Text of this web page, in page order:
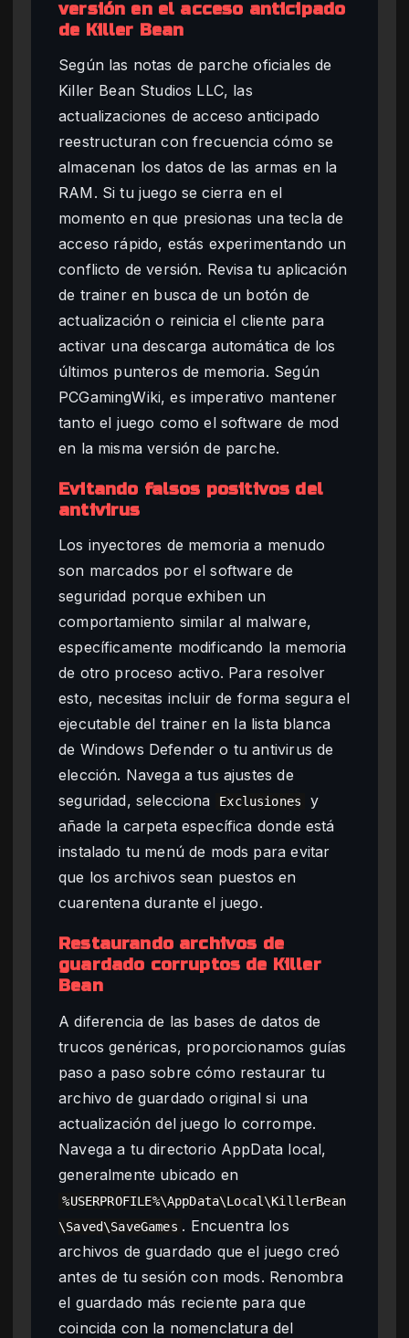
versión en el acceso anticipado
de Killer Bean
Según las notas de parche oficiales de
Killer Bean Studios LLC, las
actualizaciones de acceso anticipado
reestructuran con frecuencia cómo se
almacenan los datos de las armas en la
RAM. Si tu juego se cierra en el
momento en que presionas una tecla de
acceso rápido, estás experimentando un
conflicto de versión. Revisa tu aplicación
de trainer en busca de un botón de
actualización o reinicia el cliente para
activar una descarga automática de los
últimos punteros de memoria. Según
PCGamingWiki, es imperativo mantener
tanto el juego como el software de mod
en la misma versión de parche.
Evitando falsos positivos del
antivirus
Los inyectores de memoria a menudo
son marcados por el software de
seguridad porque exhiben un
comportamiento similar al malware,
específicamente modificando la memoria
de otro proceso activo. Para resolver
esto, necesitas incluir de forma segura el
ejecutable del trainer en la lista blanca
de Windows Defender o tu antivirus de
elección. Navega a tus ajustes de
seguridad, selecciona
Exclusiones
y
añade la carpeta específica donde está
instalado tu menú de mods para evitar
que los archivos sean puestos en
cuarentena durante el juego.
Restaurando archivos de
guardado corruptos de Killer
Bean
A diferencia de las bases de datos de
trucos genéricas, proporcionamos guías
paso a paso sobre cómo restaurar tu
archivo de guardado original si una
actualización del juego lo corrompe.
Navega a tu directorio AppData local,
generalmente ubicado en
%USERPROFILE%\AppData\Local\KillerBean
\Saved\SaveGames . Encuentra los
archivos de guardado que el juego creó
antes de tu sesión con mods. Renombra
el guardado más reciente para que
coincida con la nomenclatura del